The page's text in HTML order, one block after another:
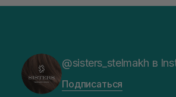
@sisters_stelmakh в
Подписаться